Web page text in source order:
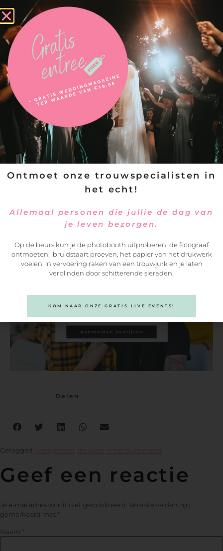
VERSTUREN
Delen
Getagged trouwen in het buitenland
Geef een reactie
Je e-mailadres wordt niet gepubliceerd. Vereiste velden zijn
gemarkeerd met *
Naam *
Ontmoet onze trouwspecialisten in
het echt!
Allemaal personen die jullie de dag van
je leven bezorgen.
Op de beurs kun je de photobooth uitproberen, de fotograaf
ontmoeten, bruidstaart proeven, het papier van het drukwerk
voelen, in vervoering raken van een trouwjurk en je laten
verblinden door schitterende sieraden.
KOM NAAR ONZE GRATIS LIVE EVENTS!